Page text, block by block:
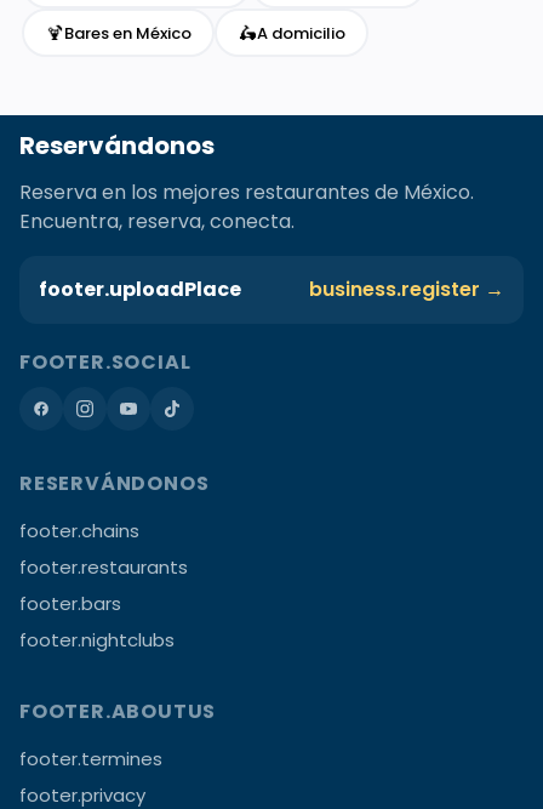
🍹Bares en México 🛵A domicilio
Reservándonos
Reserva en los mejores restaurantes de México.
Encuentra, reserva, conecta.
footer.uploadPlace business.register →
FOOTER.SOCIAL
RESERVÁNDONOS
footer.chains
footer.restaurants
footer.bars
footer.nightclubs
FOOTER.ABOUTUS
footer.termines
footer.privacy